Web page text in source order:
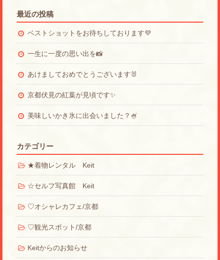
最近の投稿
ベストショットをお待ちしております💜
一生に一度の思い出を📸
あけましておめでとうございます🐰
京都伏見の紅葉が見頃です✨
美味しいかき氷に出会いました？🍧
カテゴリー
★着物レンタル Keit
☆セルフ写真館 Keit
♡オシャレカフェ/京都
♡観光スポット/京都
Keitからのお知らせ